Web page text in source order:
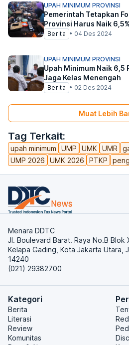
Tag Terkait:
upah minimum UMP UMK UMR
UMP 2026
UMK 2026 PTKP
UPAH MINIMUM PROVINSI
Pemerintah Tetapkan
Provinsi Harus Naik
Berita • 04 Des 2024
UPAH MINIMUM PROVINSI
Upah Minimum Naik
Jaga Kelas Menengah
Berita • 02 Des 2024
Muat Lebih
Menara DDTC
Jl. Boulevard Barat. Raya No.B Blok
Kelapa Gading, Kota Jakarta Utara,
14240
(021) 29382700
Kategori
Berita
Literasi
Review
Komunitas